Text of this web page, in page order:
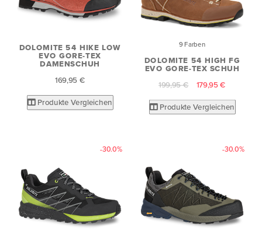
DOLOMITE 54 HIKE LOW
EVO GORE-TEX
DAMENSCHUH
169,95 €
Produkte Vergleichen
9 Farben
DOLOMITE 54 HIGH FG
EVO GORE-TEX SCHUH
199,95 €
179,95 €
Produkte Vergleichen
-30.0% -30.0%